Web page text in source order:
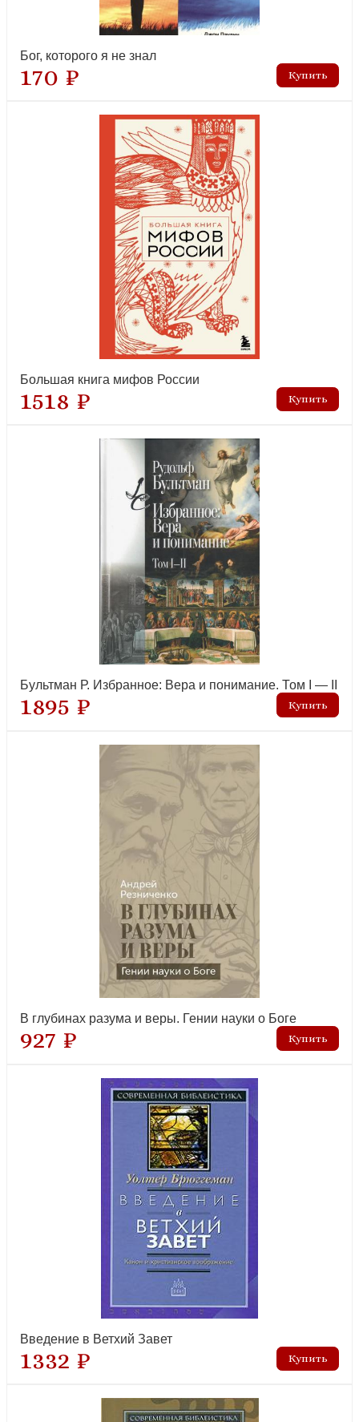
Бог, которого я не знал
170 ₽
Большая книга мифов России
1518 ₽
Бультман Р. Избранное: Вера и понимание. Том I — II
1895 ₽
В глубинах разума и веры. Гении науки о Боге
927 ₽
Введение в Ветхий Завет
1332 ₽